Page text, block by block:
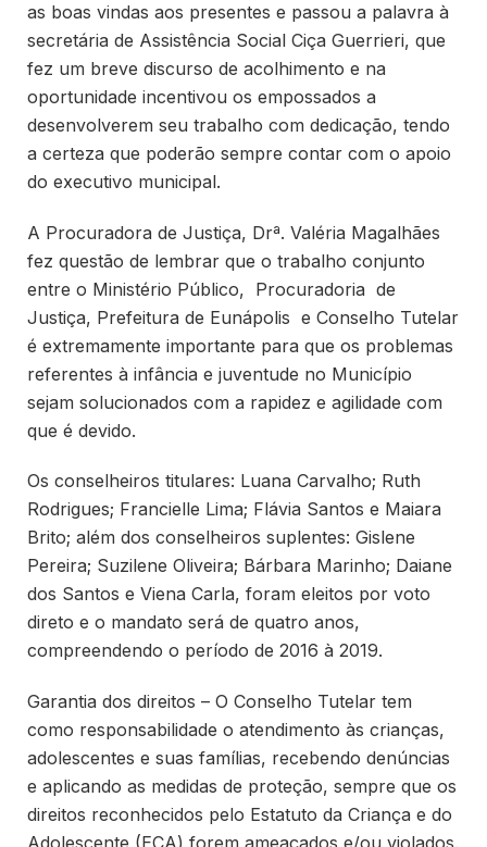
as boas vindas aos presentes e passou a palavra à
secretária de Assistência Social Ciça Guerrieri, que
fez um breve discurso de acolhimento e na
oportunidade incentivou os empossados a
desenvolverem seu trabalho com dedicação, tendo
a certeza que poderão sempre contar com o apoio
do executivo municipal.
A Procuradora de Justiça, Drª. Valéria Magalhães
fez questão de lembrar que o trabalho conjunto
entre o Ministério Público, Procuradoria de
Justiça, Prefeitura de Eunápolis e Conselho Tutelar
é extremamente importante para que os problemas
referentes à infância e juventude no Município
sejam solucionados com a rapidez e agilidade com
que é devido.
Os conselheiros titulares: Luana Carvalho; Ruth
Rodrigues; Francielle Lima; Flávia Santos e Maiara
Brito; além dos conselheiros suplentes: Gislene
Pereira; Suzilene Oliveira; Bárbara Marinho; Daiane
dos Santos e Viena Carla, foram eleitos por voto
direto e o mandato será de quatro anos,
compreendendo o período de 2016 à 2019.
Garantia dos direitos – O Conselho Tutelar tem
como responsabilidade o atendimento às crianças,
adolescentes e suas famílias, recebendo denúncias
e aplicando as medidas de proteção, sempre que os
direitos reconhecidos pelo Estatuto da Criança e do